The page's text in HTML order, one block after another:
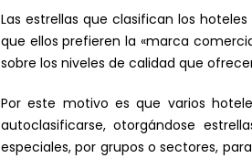
Las estrellas que clasifican los
que ellos prefieren la «marca
sobre los niveles de calidad que
Por este motivo es que varios
autoclasificarse, otorgándose
especiales, por grupos o sectores,